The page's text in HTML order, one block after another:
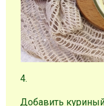
4.
Добавить